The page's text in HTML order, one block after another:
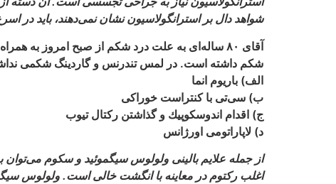
شواهد دال بر استرانگولاسيون نشان نمى‏‌دهند، بايد در
آقاى ۸۰ ساله‏‌اى به علت درد شكم از صبح امروز
شكم داشته است. در لمس تندرنس و گاردينگ شكمى
الف) باريوم انما
ب) سى‌‏تى با كنتراست خوراكى
ج) اقدام اندوسكوپيك و گذاشتن ركتال تيوب
د) لاپاراتومى اورژانس
اغلب ركتوم در معاينه با انگشت خالى است. ولولوس